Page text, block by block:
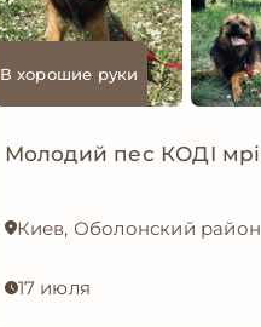
В хорошие руки
Киев, Оболонский район
17 июля